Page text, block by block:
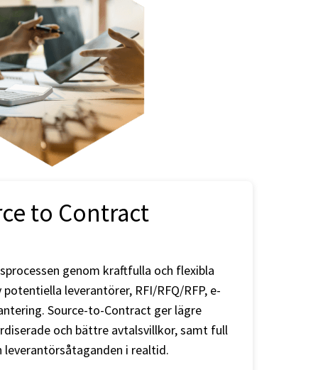
to Contract
genom kraftfulla och flexibla
leverantörer, RFI/RFQ/RFP, e-
Source-to-Contract ger lägre
och bättre avtalsvillkor, samt full
i realtid.